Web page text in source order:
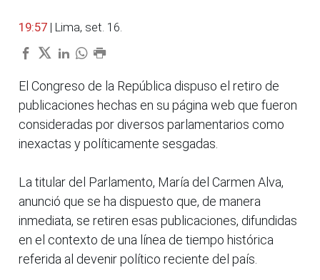
19:57 | Lima, set. 16.
El Congreso de la República dispuso el retiro de
publicaciones hechas en su página web que fueron
consideradas por diversos parlamentarios como
inexactas y políticamente sesgadas.
La titular del Parlamento, María del Carmen Alva,
anunció que se ha dispuesto que, de manera
inmediata, se retiren esas publicaciones, difundidas
en el contexto de una línea de tiempo histórica
referida al devenir político reciente del país.